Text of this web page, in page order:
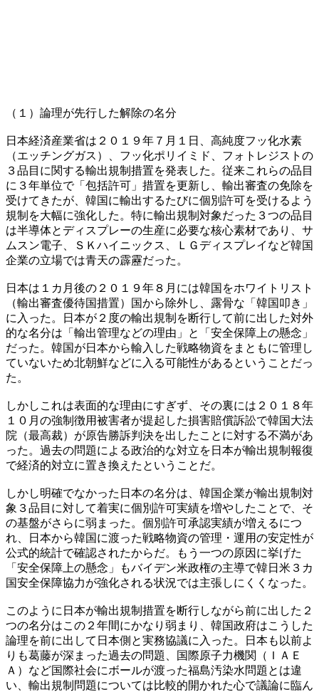
（１）論理が先行した解除の名分
日本経済産業省は２０１９年７月１日、高純度フッ化水素
（エッチングガス）、フッ化ポリイミド、フォトレジストの
３品目に関する輸出規制措置を発表した。従来これらの品目
に３年単位で「包括許可」措置を更新し、輸出審査の免除を
受けてきたが、韓国に輸出するたびに個別許可を受けるよう
規制を大幅に強化した。特に輸出規制対象だった３つの品目
は半導体とディスプレーの生産に必要な核心素材であり、サ
ムスン電子、ＳＫハイニックス、ＬＧディスプレイなど韓国
企業の立場では青天の霹靂だった。
日本は１カ月後の２０１９年８月には韓国をホワイトリスト
（輸出審査優待国措置）国から除外し、露骨な「韓国叩き」
に入った。日本が２度の輸出規制を断行して前に出した対外
的な名分は「輸出管理などの理由」と「安全保障上の懸念」
だった。韓国が日本から輸入した戦略物資をまともに管理し
ていないため北朝鮮などに入る可能性があるということだっ
た。
しかしこれは表面的な理由にすぎず、その裏には２０１８年
１０月の強制徴用被害者が提起した損害賠償訴訟で韓国大法
院（最高裁）が原告勝訴判決を出したことに対する不満があ
った。過去の問題による政治的な対立を日本が輸出規制報復
で経済的対立に置き換えたということだ。
しかし明確でなかった日本の名分は、韓国企業が輸出規制対
象３品目に対して着実に個別許可実績を増やしたことで、そ
の基盤がさらに弱まった。個別許可承認実績が増えるにつ
れ、日本から韓国に渡った戦略物資の管理・運用の安定性が
公式的統計で確認されたからだ。もう一つの原因に挙げた
「安全保障上の懸念」もバイデン米政権の主導で韓日米３カ
国安全保障協力が強化される状況では主張しにくくなった。
このように日本が輸出規制措置を断行しながら前に出した２
つの名分はこの２年間にかなり弱まり、韓国政府はこうした
論理を前に出して日本側と実務協議に入った。日本も以前よ
りも葛藤が深まった過去の問題、国際原子力機関（ＩＡＥ
Ａ）など国際社会にボールが渡った福島汚染水問題とは違
い、輸出規制問題については比較的開かれた心で議論に臨ん